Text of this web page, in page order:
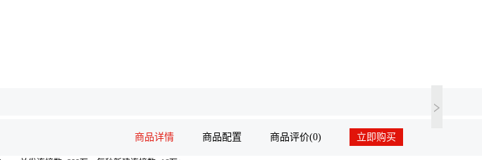
商品详情 商品配置 商品评价(0) 立即购买